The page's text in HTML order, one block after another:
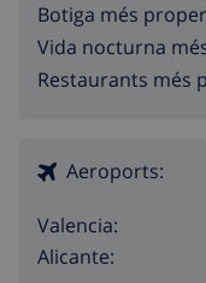
Botiga més
Vida nocturna
Restaurants més
Aeroports:
Valencia:
Alicante: